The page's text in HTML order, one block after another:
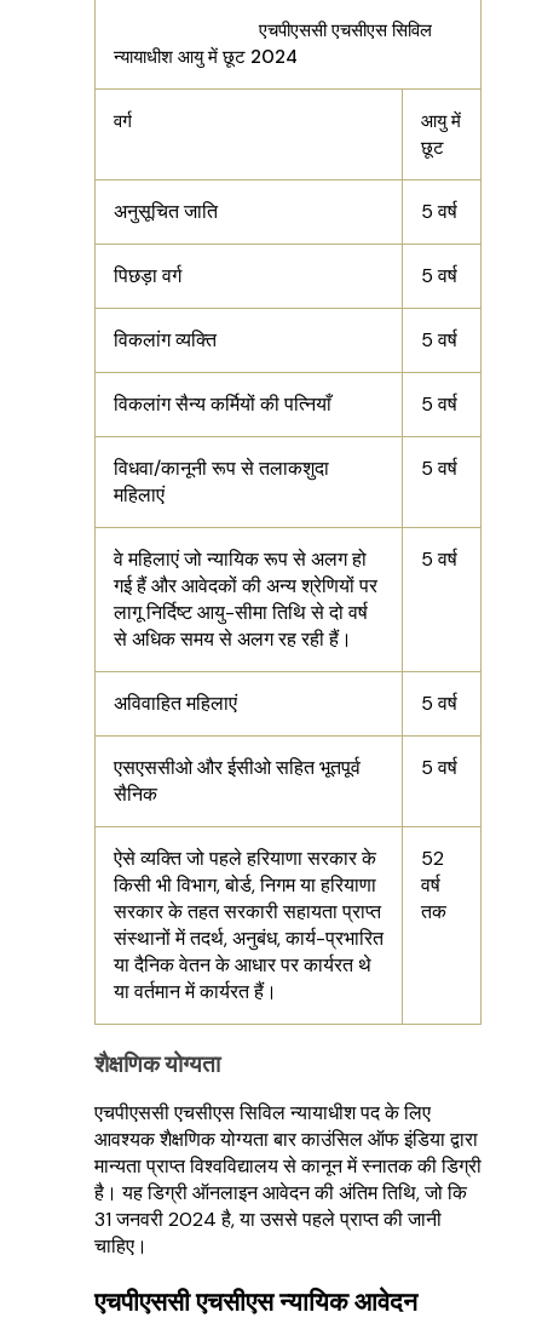
एचपीएससी एचसीएस सिविल
न्यायाधीश आयु में छूट 2024
वर्ग
आयु में
छूट
अनुसूचित जाति 5 वर्ष
पिछड़ा वर्ग 5 वर्ष
विकलांग व्यक्ति 5 वर्ष
विकलांग सैन्य कर्मियों की पत्नियाँ 5 वर्ष
विधवा/कानूनी रूप से तलाकशुदा
महिलाएं
5 वर्ष
वे महिलाएं जो न्यायिक रूप से अलग हो
गई हैं और आवेदकों की अन्य श्रेणियों पर
लागू निर्दिष्ट आयु-सीमा तिथि से दो वर्ष
से अधिक समय से अलग रह रही हैं।
5 वर्ष
अविवाहित महिलाएं 5 वर्ष
एसएससीओ और ईसीओ सहित भूतपूर्व
सैनिक
5 वर्ष
ऐसे व्यक्ति जो पहले हरियाणा सरकार के
किसी भी विभाग, बोर्ड, निगम या हरियाणा
सरकार के तहत सरकारी सहायता प्राप्त
संस्थानों में तदर्थ, अनुबंध, कार्य-प्रभारित
या दैनिक वेतन के आधार पर कार्यरत थे
या वर्तमान में कार्यरत हैं।
52
वर्ष
तक
शैक्षणिक योग्यता
एचपीएससी एचसीएस सिविल न्यायाधीश पद के लिए
आवश्यक शैक्षणिक योग्यता बार काउंसिल ऑफ इंडिया द्वारा
मान्यता प्राप्त विश्वविद्यालय से कानून में स्नातक की डिग्री
है। यह डिग्री ऑनलाइन आवेदन की अंतिम तिथि, जो कि
31 जनवरी 2024 है, या उससे पहले प्राप्त की जानी
चाहिए।
एचपीएससी एचसीएस न्यायिक आवेदन